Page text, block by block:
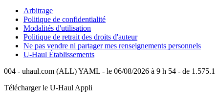
Arbitrage
Politique de confidentialité
Modalités d'utilisation
Politique de retrait des droits d'auteur
Ne pas vendre ni partager mes renseignements personnels
U-Haul Établissements
004 - uhaul.com (ALL) YAML - le 06/08/2026 à 9 h 54 - de 1.575.1
Télécharger le U-Haul Appli